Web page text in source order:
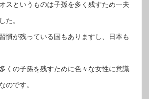
スというものは子孫を多く残すため一夫
た。
慣が残っている国もありますし、日本も
くの子孫を残すために色々な女性に意識
のです。